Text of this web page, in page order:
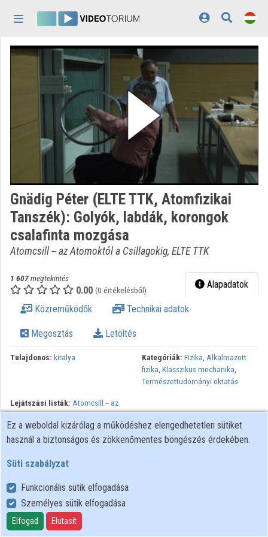
Kezdőlap
Bejelentkezés
Kategóriák
Lejátszási listák
Intézmények
Közreműködők
Megjelenés:világos
Gnädig Péter (ELTE TTK, Atomfizikai
Tanszék): Golyók, labdák, korongok
csalafinta mozgása
Atomcsill -- az Atomoktól a Csillagokig, ELTE TTK
1 607megtekintés
0.00 (0 értékelésből) Alapadatok
Közreműködők Technikai adatok
Megosztás Letöltés
Tulajdonos: kiralya Kategóriák: Fizika, Alkalmazott
fizika, Klasszikus mechanika,
Természettudományi oktatás
Lejátszási listák: Atomcsill -- az
Atomoktól a Csillagokig,2014-
2015 tanév
biliárdgolyó? Vajon mi áll meg hamarabb: a jégen csúszó
gyakran a golflabda a lyukból? Az előadásban ilyen és hasonló
érdekes kérdésekre keressük a választ, a középiskolai
ismeretekre támaszkodva. További infó:
Ez a weboldal kizárólag a működéshez elengedhetetlen sütiket
használ a biztonságos és zökkenőmentes böngészés érdekében.
Süti szabályzat
Funkcionális sütik elfogadása
Személyes sütik elfogadása
Elfogad Elutasít